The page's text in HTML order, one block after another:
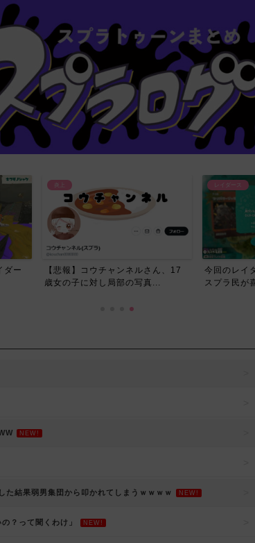
ダー
炎上
【悲報】コウチャンネルさん、17
歳女の子に対し局部の写真...
レイダース
今回のレイ
スプラ民が
NEW!
結果弱男集団から叩かれてしまうｗｗｗｗ NEW!
？って聞くわけ」 NEW!